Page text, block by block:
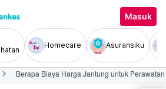
Masuk
Homecare Asuransiku
Berapa Biaya Harga Jantung untuk